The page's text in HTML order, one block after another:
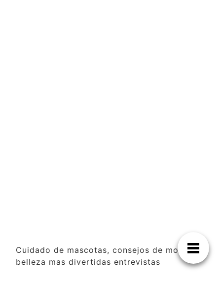
Cuidado de mascotas, consejos de moda y
belleza mas divertidas entrevistas